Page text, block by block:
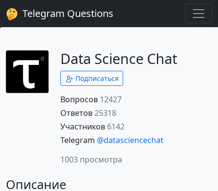
Telegram Questions
Data Science Chat
Подписаться
Вопросов 12427
Ответов25318
Участников 6142
Telegram @datasciencechat
1003 просмотра
Описание